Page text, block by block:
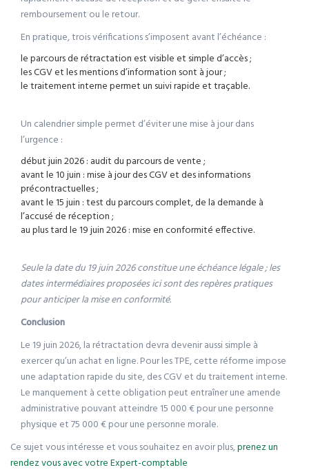
remboursement ou le retour.
En pratique, trois vérifications s’imposent avant l’échéance :
le parcours de rétractation est visible et simple d’accès ;
les CGV et les mentions d’information sont à jour ;
le traitement interne permet un suivi rapide et traçable.
Un calendrier simple permet d’éviter une mise à jour dans
l’urgence :
début juin 2026 : audit du parcours de vente ;
avant le 10 juin : mise à jour des CGV et des informations
précontractuelles ;
avant le 15 juin : test du parcours complet, de la demande à
l’accusé de réception ;
au plus tard le 19 juin 2026 : mise en conformité effective.
Seule la date du 19 juin 2026 constitue une échéance légale ; les
dates intermédiaires proposées ici sont des repères pratiques
pour anticiper la mise en conformité.
Conclusion
Le 19 juin 2026, la rétractation devra devenir aussi simple à
exercer qu’un achat en ligne. Pour les TPE, cette réforme impose
une adaptation rapide du site, des CGV et du traitement interne.
Le manquement à cette obligation peut entraîner une amende
administrative pouvant atteindre 15 000 € pour une personne
physique et 75 000 € pour une personne morale.
Ce sujet vous intéresse et vous souhaitez en avoir plus,prenez un
rendez vous avec votre Expert-comptable